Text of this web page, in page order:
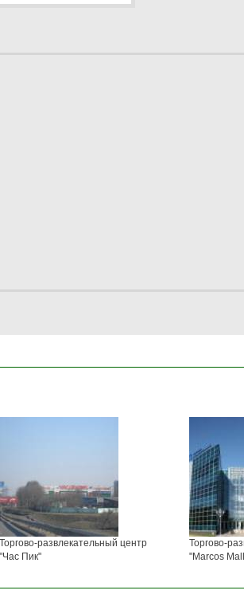
Торгово-развлекательный центр
"Час Пик"
Торгово-
"Marcos